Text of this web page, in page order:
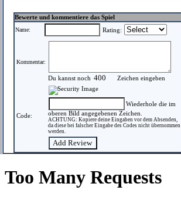
Bewerte und kommentiere das Spiel
Name:
Rating:
Kommentar:
Du kannst noch Zeichen eingeben
Code:
Wiederhole die im
oberen Bild angegebenen Zeichen.
ACHTUNG: Kopiere deine Eingaben vor dem Absenden,
da diese bei falscher Eingabe des Codes nicht übernommen
werden.